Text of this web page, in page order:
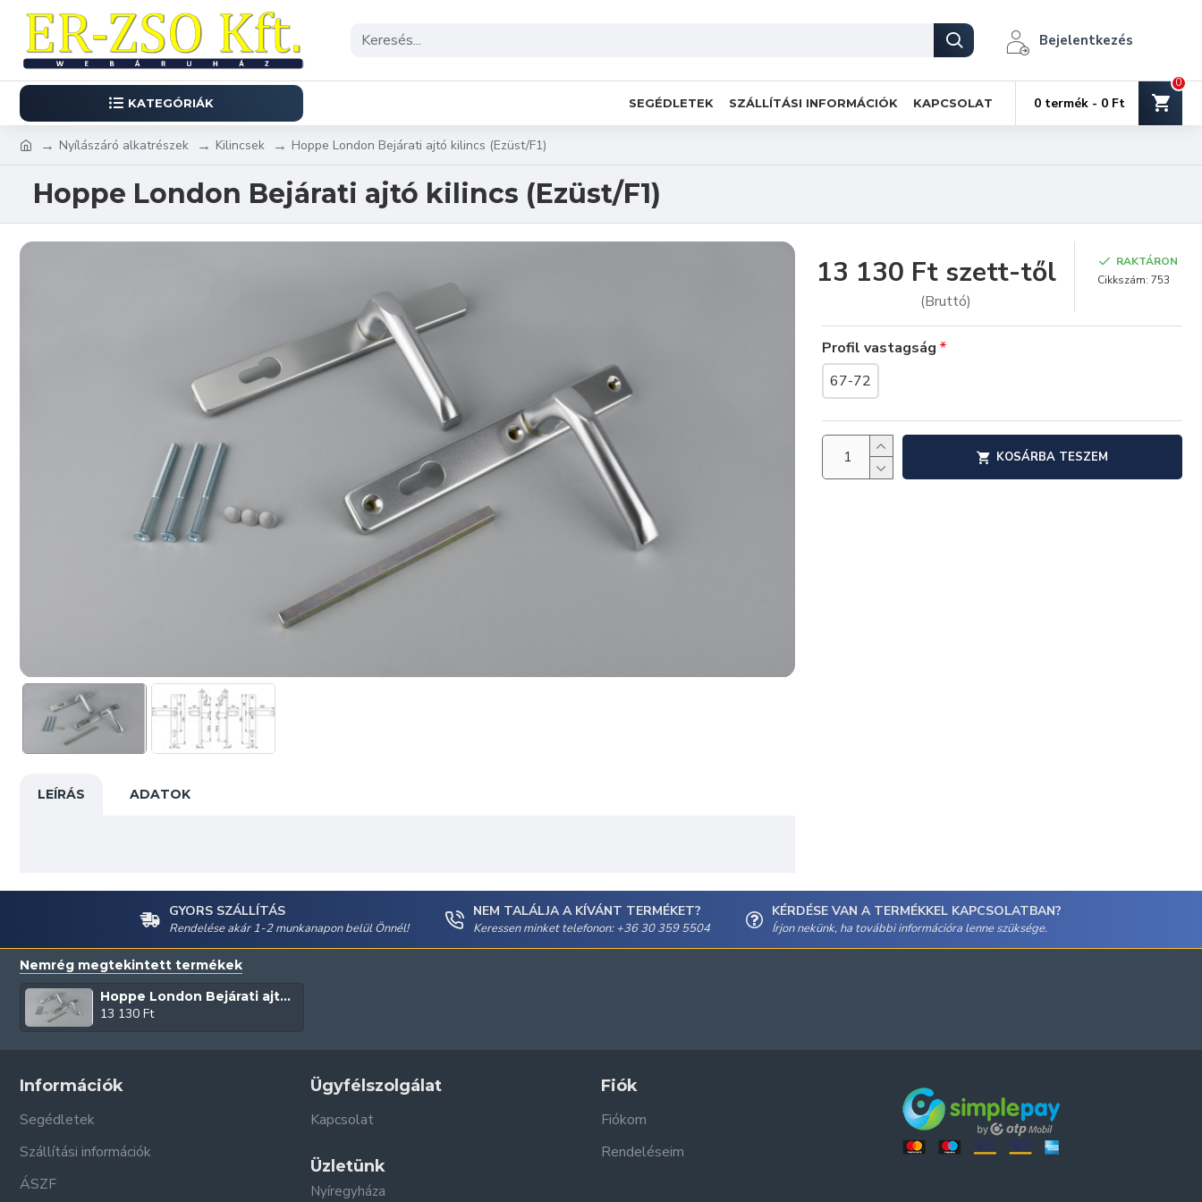
Bejelentkezés
KATEGÓRIÁK SEGÉDLETEK SZÁLLÍTÁSI INFORMÁCIÓK KAPCSOLAT 0 termék - 0 Ft
0
Nyílászáró alkatrészek Kilincsek Hoppe London Bejárati ajtó kilincs (Ezüst/F1)
Hoppe London Bejárati ajtó kilincs (Ezüst/F1)
LEÍRÁS ADATOK
13 130 Ft szett-től
(Bruttó)
RAKTÁRON
Cikkszám: 753
Profil vastagság
67-72
KOSÁRBA TESZEM
GYORS SZÁLLÍTÁS
Rendelése akár 1-2 munkanapon belül Önnél!
NEM TALÁLJA A KÍVÁNT TERMÉKET?
Keressen minket telefonon: +36 30 359 5504
KÉRDÉSE VAN A TERMÉKKEL KAPCSOLATBAN?
Írjon nekünk, ha további információra lenne szüksége.
Nemrég megtekintett termékek
Hoppe London Bejárati ajtó kilincs (Ezüst/F1)
13 130 Ft
Információk
Segédletek
Szállítási információk
ÁSZF
Ügyfélszolgálat
Kapcsolat
Üzletünk
Nyíregyháza
Fiók
Fiókom
Rendeléseim